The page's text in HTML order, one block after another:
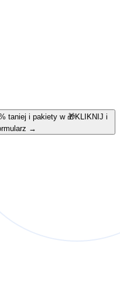
taniej i pakiety w 🎁KLIKNIJ i
→